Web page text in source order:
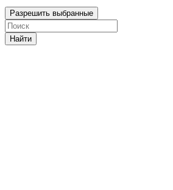
Разрешить выбранные
Найти